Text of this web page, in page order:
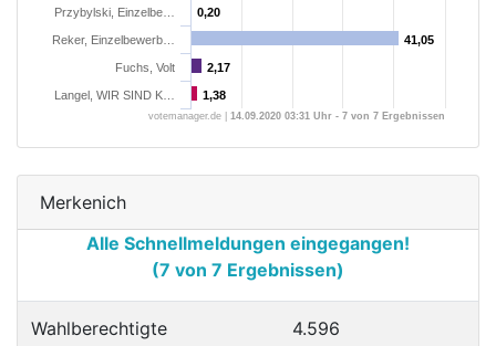
0,20
0,20
41,05
41,05
2,17
2,17
1,38
1,38
Przybylski, Einzelbe…
Reker, Einzelbewerb…
Fuchs, Volt
Langel, WIR SIND K…
votemanager.de | 14.09.2020 03:31 Uhr - 7 von 7 Ergebnissen
Merkenich
Alle Schnellmeldungen eingegangen!
(7 von 7 Ergebnissen)
Wahlberechtigte 4.596